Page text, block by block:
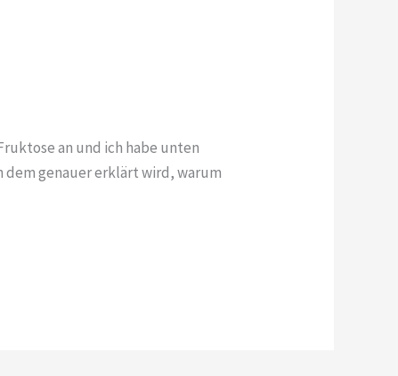
an und ich habe unten
dem genauer erklärt wird, warum